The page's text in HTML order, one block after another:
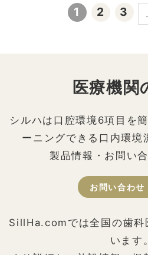
1 2 3
医療機関
シルハは口腔環境6項目を
ーニングできる口内環境
製品情報・お問い
お問い合わせ
SillHa.comでは全国の歯科
います。